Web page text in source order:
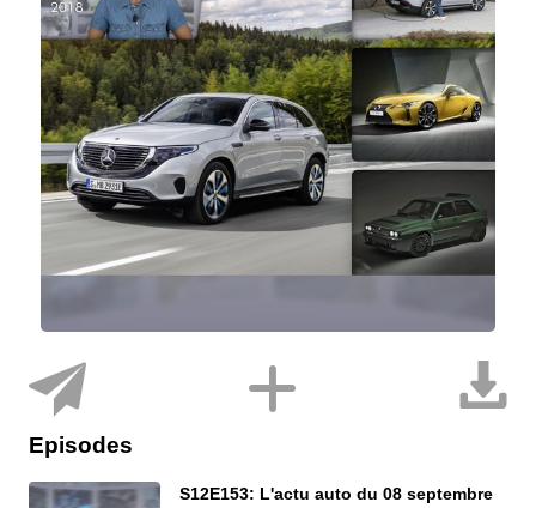
Episodes
S12E153: L'actu auto du 08 septembre